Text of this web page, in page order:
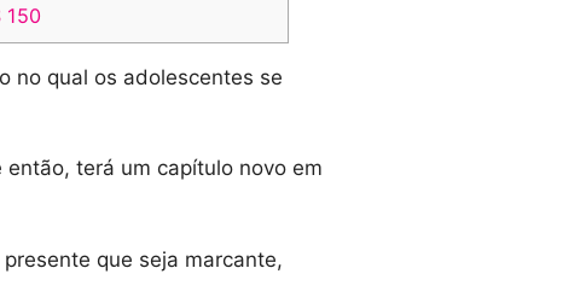
150
no qual os adolescentes se
terá um capítulo novo em
que seja marcante,